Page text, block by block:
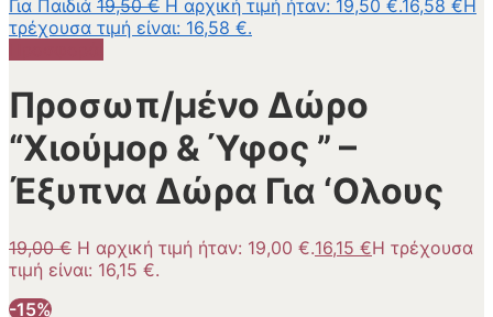
Για Παιδιά 19,50€ Η αρχική τιμή ήταν: 19,50 €.16,58 €Η
τρέχουσα τιμή είναι: 16,58 €.
Προσωπ/μένο Δώρο
“Χιούμορ & Ύφος ” –
Έξυπνα Δώρα Για ‘Ολους
19,00€ Η αρχική τιμή ήταν: 19,00 €.16,15 €Η τρέχουσα
τιμή είναι: 16,15 €.
-15%